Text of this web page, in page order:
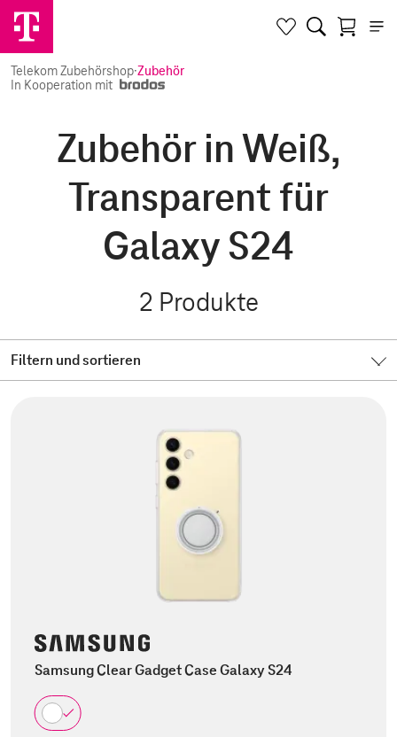
Telekom Zubehörshop·Zubehör
In Kooperation mit
Zubehör in Weiß,
Transparent für
Galaxy S24
2 Produkte
Filtern und sortieren
Samsung Clear Gadget Case Galaxy S24